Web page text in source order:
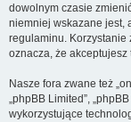
dowolnym czasie
niemniej wskazane jest,
regulaminu. Korzystanie
oznacza, że
Nasze fora zwane też
„phpBB Limited”,
wykorzystujące